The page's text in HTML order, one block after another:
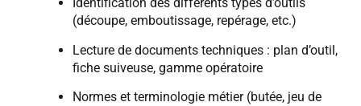
Identification des différents types d’outils
(découpe, emboutissage, repérage, etc.)
Lecture de documents techniques : plan d’outil,
fiche suiveuse, gamme opératoire
Normes et terminologie métier (butée, jeu de